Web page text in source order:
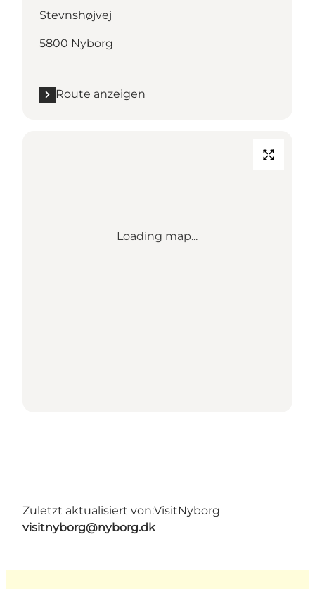
Stevnshøjvej
5800 Nyborg
Route anzeigen
Loading map...
Zuletzt aktualisiert von:VisitNyborg
visitnyborg@nyborg.dk